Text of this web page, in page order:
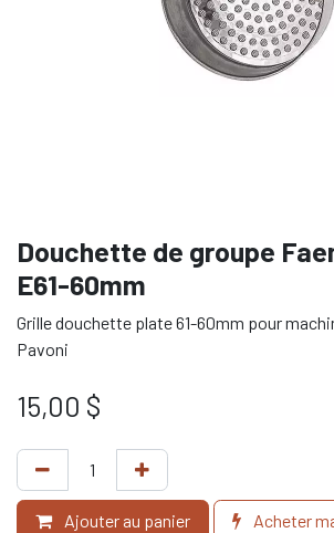
Douchette de groupe
E61-60mm
Grille douchette plate 61-60mm pour
Pavoni
15,00 $
Ajouter au panier Acheter